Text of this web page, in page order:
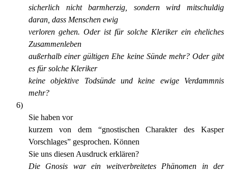
sicherlich nicht barmherzig, sondern wird mitschuldig
daran, dass Menschen ewig
verloren gehen. Oder ist für solche Kleriker ein eheliches
Zusammenleben
außerhalb einer gültigen Ehe keine Sünde mehr? Oder gibt
es für solche Kleriker
keine objektive Todsünde und keine ewige Verdammnis
mehr?
6)
Sie haben vor
kurzem von dem “gnostischen Charakter des Kasper
Vorschlages” gesprochen. Können
Sie uns diesen Ausdruck erklären?
Die Gnosis war ein weitverbreitetes Phänomen in der